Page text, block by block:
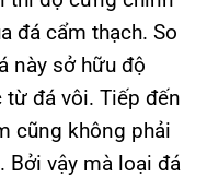
đá cẩm thạch. So
này sở hữu độ
đá vôi. Tiếp đến
cũng không phải
Bởi vậy mà loại đá